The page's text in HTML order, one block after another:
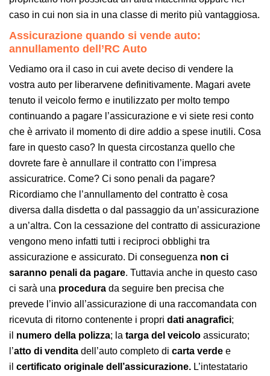
caso in cui non sia in una classe di merito più vantaggiosa.
Assicurazione quando si vende auto:
annullamento dell’RC Auto
Vediamo ora il caso in cui avete deciso di vendere la
vostra auto per liberarvene definitivamente. Magari avete
tenuto il veicolo fermo e inutilizzato per molto tempo
continuando a pagare l’assicurazione e vi siete resi conto
che è arrivato il momento di dire addio a spese inutili. Cosa
fare in questo caso? In questa circostanza quello che
dovrete fare è annullare il contratto con l’impresa
assicuratrice. Come? Ci sono penali da pagare?
Ricordiamo che l’annullamento del contratto è cosa
diversa dalla disdetta o dal passaggio da un’assicurazione
a un’altra. Con la cessazione del contratto di assicurazione
vengono meno infatti tutti i reciproci obblighi tra
assicurazione e assicurato. Di conseguenza non ci
saranno penali da pagare. Tuttavia anche in questo caso
ci sarà una procedura da seguire ben precisa che
prevede l’invio all’assicurazione di una raccomandata con
ricevuta di ritorno contenente i propri dati anagrafici;
il numero della polizza; la targa del veicolo assicurato;
l’atto di vendita dell’auto completo di carta verde e
il certificato originale dell’assicurazione. L’intestatario